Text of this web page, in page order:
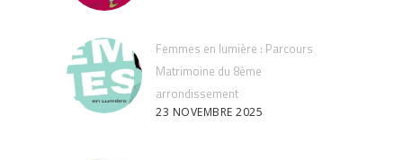
Femmes en lumière : Parcours
Matrimoine du 8ème
arrondissement
23 NOVEMBRE 2025